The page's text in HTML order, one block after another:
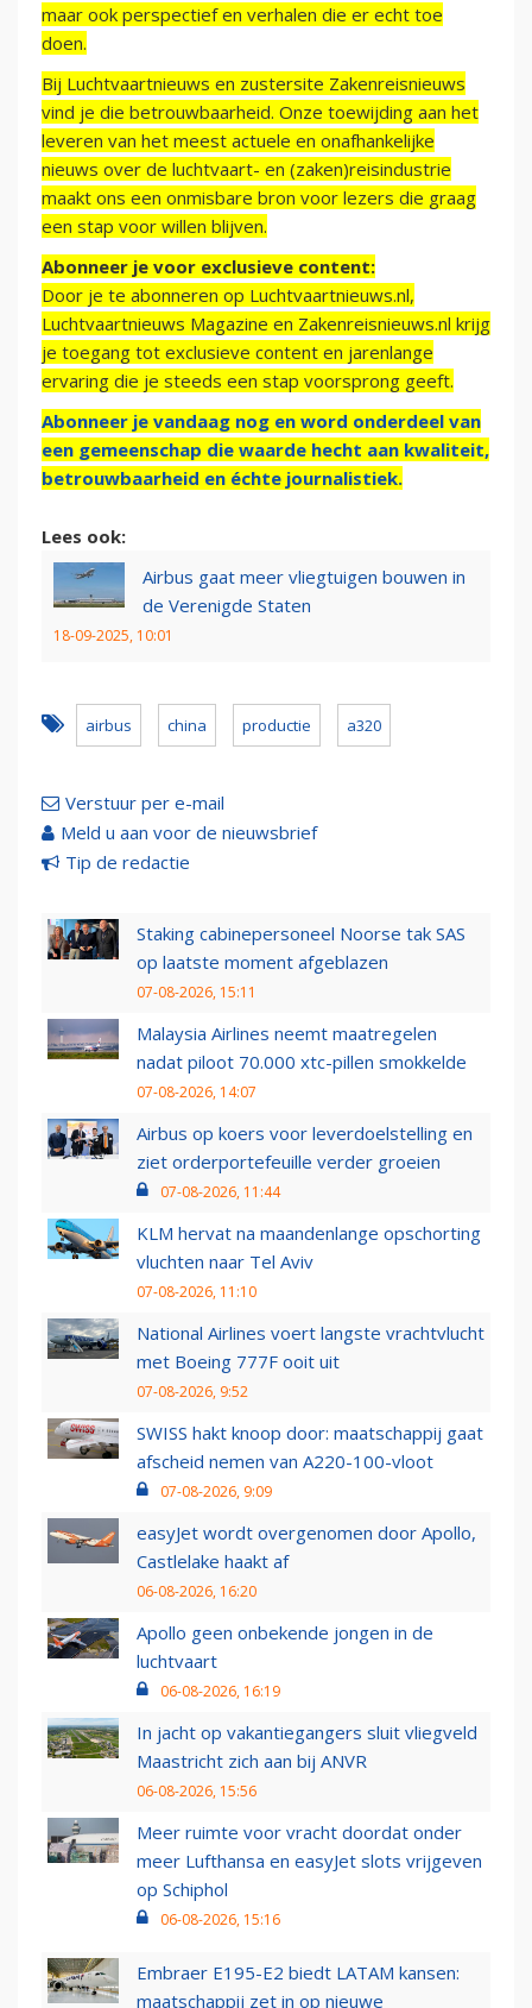
maar ook perspectief en verhalen die er echt toe
doen.
Bij Luchtvaartnieuws en zustersite Zakenreisnieuws
vind je die betrouwbaarheid. Onze toewijding aan het
leveren van het meest actuele en onafhankelijke
nieuws over de luchtvaart- en (zaken)reisindustrie
maakt ons een onmisbare bron voor lezers die graag
een stap voor willen blijven.
Abonneer je voor exclusieve content:
Door je te abonneren op Luchtvaartnieuws.nl,
Luchtvaartnieuws Magazine en Zakenreisnieuws.nl krijg
je toegang tot exclusieve content en jarenlange
ervaring die je steeds een stap voorsprong geeft.
Abonneer je vandaag nog en word onderdeel van
een gemeenschap die waarde hecht aan kwaliteit,
betrouwbaarheid en échte journalistiek.
Lees ook:
Airbus gaat meer vliegtuigen bouwen in
de Verenigde Staten
18-09-2025, 10:01
airbus china productie a320
Verstuur per e-mail
Meld u aan voor de nieuwsbrief
Tip de redactie
Staking cabinepersoneel Noorse tak SAS
op laatste moment afgeblazen
07-08-2026, 15:11
Malaysia Airlines neemt maatregelen
nadat piloot 70.000 xtc-pillen smokkelde
07-08-2026, 14:07
Airbus op koers voor leverdoelstelling en
ziet orderportefeuille verder groeien
07-08-2026, 11:44
KLM hervat na maandenlange opschorting
vluchten naar Tel Aviv
07-08-2026, 11:10
National Airlines voert langste vrachtvlucht
met Boeing 777F ooit uit
07-08-2026, 9:52
SWISS hakt knoop door: maatschappij gaat
afscheid nemen van A220-100-vloot
07-08-2026, 9:09
easyJet wordt overgenomen door Apollo,
Castlelake haakt af
06-08-2026, 16:20
Apollo geen onbekende jongen in de
luchtvaart
06-08-2026, 16:19
In jacht op vakantiegangers sluit vliegveld
Maastricht zich aan bij ANVR
06-08-2026, 15:56
Meer ruimte voor vracht doordat onder
meer Lufthansa en easyJet slots vrijgeven
op Schiphol
06-08-2026, 15:16
Embraer E195-E2 biedt LATAM kansen:
maatschappij zet in op nieuwe